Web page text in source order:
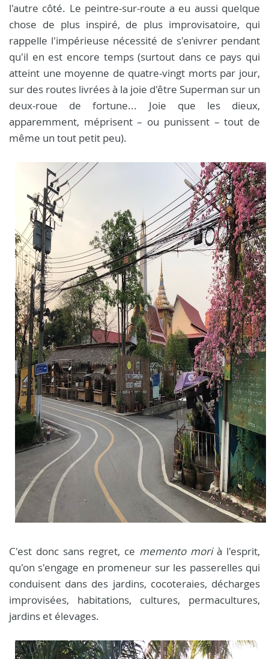
l'autre côté. Le peintre-sur-route a eu aussi quelque
chose de plus inspiré, de plus improvisatoire, qui
rappelle l'impérieuse nécessité de s'enivrer pendant
qu'il en est encore temps (surtout dans ce pays qui
atteint une moyenne de quatre-vingt morts par jour,
sur des routes livrées à la joie d'être Superman sur un
deux-roue de fortune... Joie que les dieux,
apparemment, méprisent – ou punissent – tout de
même un tout petit peu).
C'est donc sans regret, ce memento morià l'esprit,
qu'on s'engage en promeneur sur les passerelles qui
conduisent dans des jardins, cocoteraies, décharges
improvisées, habitations, cultures, permacultures,
jardins et élevages.